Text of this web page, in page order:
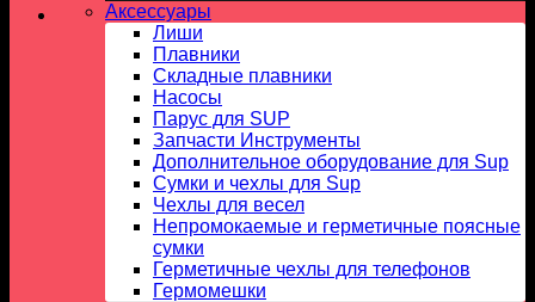
Аксессуары
Лиши
Плавники
Складные плавники
Насосы
Парус для SUP
Запчасти Инструменты
Дополнительное оборудование для Sup
Сумки и чехлы для Sup
Чехлы для весел
Непромокаемые и герметичные поясные
сумки
Герметичные чехлы для телефонов
Гермомешки